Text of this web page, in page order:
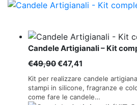
Candele Artigianali – Kit
€49,90Il
prezzo
originale
era:
€47,41
prezzo
attuale
è:
Kit per realizzare candele
stampi in silicone, fragranze e
come fare le candele…